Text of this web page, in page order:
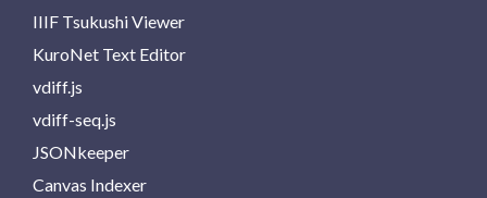
IIIF Tsukushi Viewer
KuroNet Text Editor
vdiff.js
vdiff-seq.js
JSONkeeper
Canvas Indexer